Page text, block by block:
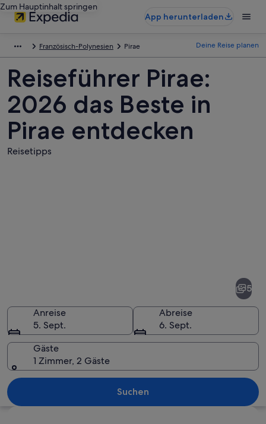
Zum Hauptinhalt springen
App herunterladen
Französisch-Polynesien Pirae Deine Reise planen
Reiseführer Pirae:
2026 das Beste in
Pirae entdecken
Reisetipps
Ein Strand mit Palmen, blauem
5
Anreise
5. Sept.
Abreise
6. Sept.
Gäste
1 Zimmer, 2 Gäste
Suchen